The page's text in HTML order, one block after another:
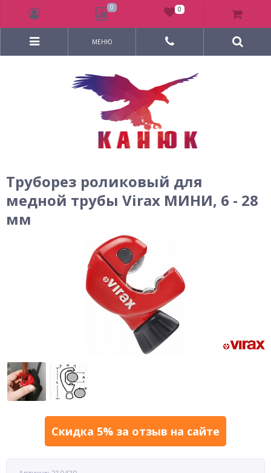
МЕНЮ
Труборез роликовый для
медной трубы Virax МИНИ, 6 - 28
мм
Скидка 5% за отзыв на сайте
0 0